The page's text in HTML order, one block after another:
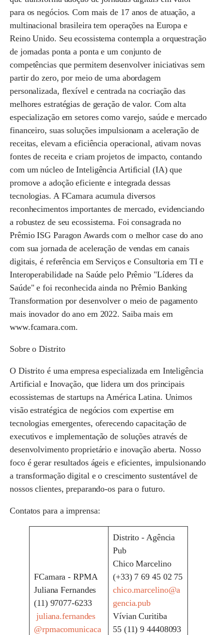
para os negócios. Com mais de 17 anos de atuação, a
multinacional brasileira tem operações na Europa e
Reino Unido. Seu ecossistema contempla a orquestração
de jornadas ponta a ponta e um conjunto de
competências que permitem desenvolver iniciativas sem
partir do zero, por meio de uma abordagem
personalizada, flexível e centrada na cocriação das
melhores estratégias de geração de valor. Com alta
especialização em setores como varejo, saúde e mercado
financeiro, suas soluções impulsionam a aceleração de
receitas, elevam a eficiência operacional, ativam novas
fontes de receita e criam projetos de impacto, contando
com um núcleo de Inteligência Artificial (IA) que
promove a adoção eficiente e integrada dessas
tecnologias. A FCamara acumula diversos
reconhecimentos importantes de mercado, evidenciando
a robustez de seu ecossistema. Foi consagrada no
Prêmio ISG Paragon Awards com o melhor case do ano
com sua jornada de aceleração de vendas em canais
digitais, é referência em Serviços e Consultoria em TI e
Interoperabilidade na Saúde pelo Prêmio "Líderes da
Saúde" e foi reconhecida ainda no Prêmio Banking
Transformation por desenvolver o meio de pagamento
mais inovador do ano em 2022. Saiba mais em
www.fcamara.com.
Sobre o Distrito
O Distrito é uma empresa especializada em Inteligência
Artificial e Inovação, que lidera um dos principais
ecossistemas de startups na América Latina. Unimos
visão estratégica de negócios com expertise em
tecnologias emergentes, oferecendo capacitação de
executivos e implementação de soluções através de
desenvolvimento proprietário e inovação aberta. Nosso
foco é gerar resultados ágeis e eficientes, impulsionando
a transformação digital e o crescimento sustentável de
nossos clientes, preparando-os para o futuro.
Contatos para a imprensa:
FCamara - RPMA
Juliana Fernandes
(11) 97077-6233
juliana.fernandes
@rpmacomunicaca
Distrito - Agência
Pub
Chico Marcelino
(+33) 7 69 45 02 75
chico.marcelino@a
gencia.pub
Vívian Curitiba
55 (11) 9 44408093